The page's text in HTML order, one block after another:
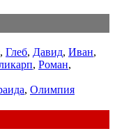
, Глеб, Давид, Иван,
, Роман,
, Олимпия